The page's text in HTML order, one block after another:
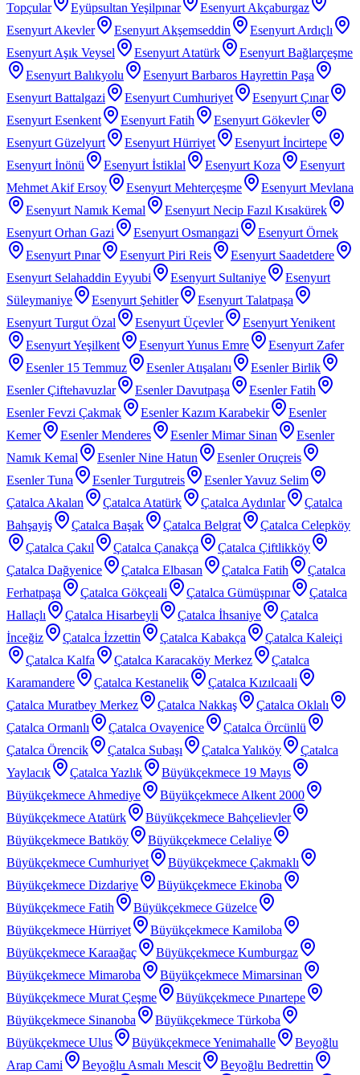
Topçular
Eyüpsultan Yeşilpınar
Esenyurt Akçaburgaz
Esenyurt Akevler
Esenyurt Akşemseddin
Esenyurt Ardıçlı
Esenyurt Aşık Veysel
Esenyurt Atatürk
Esenyurt Bağlarçeşme
Esenyurt Balıkyolu
Esenyurt Barbaros Hayrettin Paşa
Esenyurt Battalgazi
Esenyurt Cumhuriyet
Esenyurt Çınar
Esenyurt Esenkent
Esenyurt Fatih
Esenyurt Gökevler
Esenyurt Güzelyurt
Esenyurt Hürriyet
Esenyurt İncirtepe
Esenyurt İnönü
Esenyurt İstiklal Esenyurt Koza
Esenyurt
Mehmet Akif Ersoy
Esenyurt Mehterçeşme
Esenyurt Mevlana
Esenyurt Namık Kemal
Esenyurt Necip Fazıl Kısakürek
Esenyurt Orhan Gazi
Esenyurt Osmangazi
Esenyurt Örnek
Esenyurt Pınar
Esenyurt Piri Reis
Esenyurt Saadetdere
Esenyurt Selahaddin Eyyubi
Esenyurt Sultaniye
Esenyurt
Süleymaniye
Esenyurt Şehitler
Esenyurt Talatpaşa
Esenyurt Turgut Özal
Esenyurt Üçevler
Esenyurt Yenikent
Esenyurt Yeşilkent
Esenyurt Yunus Emre
Esenyurt Zafer
Esenler 15 Temmuz
Esenler Atışalanı
Esenler Birlik
Esenler Çiftehavuzlar
Esenler Davutpaşa
Esenler Fatih
Esenler Fevzi Çakmak
Esenler Kazım Karabekir
Esenler
Kemer
Esenler Menderes Esenler Mimar Sinan
Esenler
Namık Kemal
Esenler Nine Hatun
Esenler Oruçreis
Esenler Tuna
Esenler Turgutreis
Esenler Yavuz Selim
Çatalca Akalan
Çatalca Atatürk Çatalca Aydınlar
Çatalca
Bahşayiş
Çatalca Başak Çatalca Belgrat
Çatalca Celepköy
Çatalca Çakıl
Çatalca Çanakça
Çatalca Çiftlikköy
Çatalca Dağyenice
Çatalca Elbasan Çatalca Fatih
Çatalca
Ferhatpaşa
Çatalca Gökçeali Çatalca Gümüşpınar
Çatalca
Hallaçlı
Çatalca Hisarbeyli Çatalca İhsaniye
Çatalca
İnceğiz
Çatalca İzzettin Çatalca Kabakça
Çatalca Kaleiçi
Çatalca Kalfa
Çatalca Karacaköy Merkez
Çatalca
Karamandere
Çatalca Kestanelik
Çatalca Kızılcaali
Çatalca Muratbey Merkez
Çatalca Nakkaş
Çatalca Oklalı
Çatalca Ormanlı
Çatalca Ovayenice
Çatalca Örcünlü
Çatalca Örencik
Çatalca Subaşı Çatalca Yalıköy
Çatalca
Yaylacık
Çatalca Yazlık
Büyükçekmece 19 Mayıs
Büyükçekmece Ahmediye
Büyükçekmece Alkent 2000
Büyükçekmece Atatürk
Büyükçekmece Bahçelievler
Büyükçekmece Batıköy
Büyükçekmece Celaliye
Büyükçekmece Cumhuriyet
Büyükçekmece Çakmaklı
Büyükçekmece Dizdariye
Büyükçekmece Ekinoba
Büyükçekmece Fatih
Büyükçekmece Güzelce
Büyükçekmece Hürriyet
Büyükçekmece Kamiloba
Büyükçekmece Karaağaç
Büyükçekmece Kumburgaz
Büyükçekmece Mimaroba
Büyükçekmece Mimarsinan
Büyükçekmece Murat Çeşme
Büyükçekmece Pınartepe
Büyükçekmece Sinanoba
Büyükçekmece Türkoba
Büyükçekmece Ulus
Büyükçekmece Yenimahalle
Beyoğlu
Arap Cami
Beyoğlu Asmalı Mescit
Beyoğlu Bedrettin